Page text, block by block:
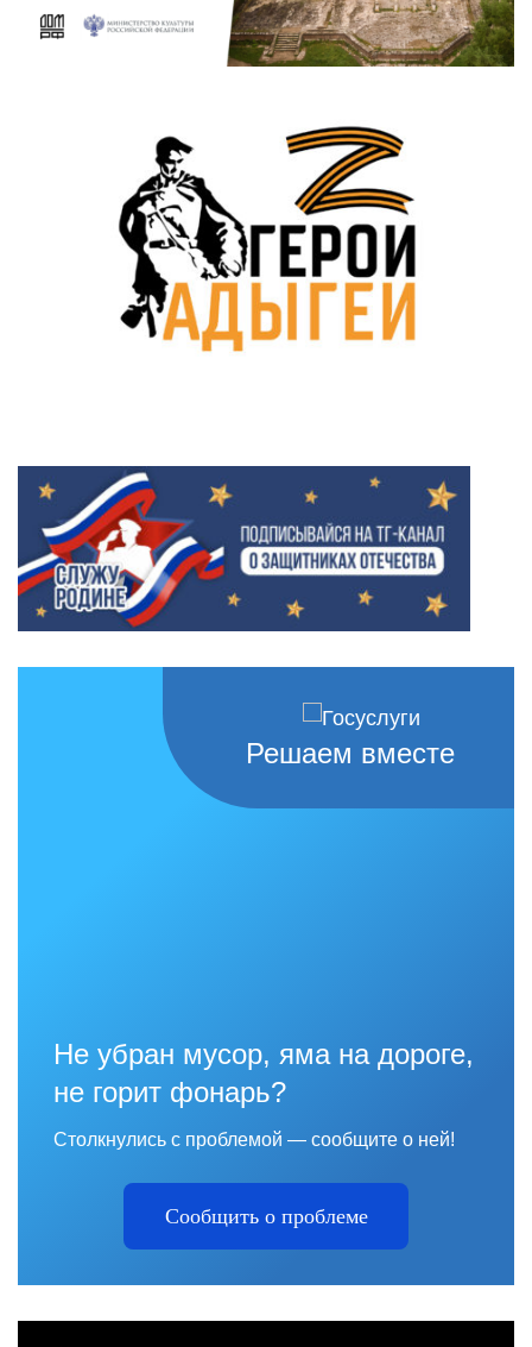
Решаем вместе
Не убран мусор, яма на дороге,
не горит фонарь?
Столкнулись с проблемой — сообщите о ней!
Сообщить о проблеме